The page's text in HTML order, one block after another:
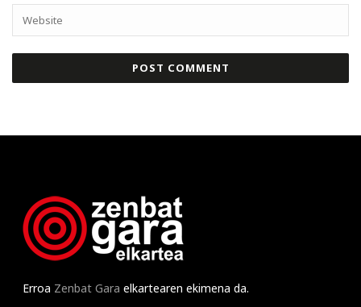
Erroa Zenbat Gara elkartearen ekimena da.